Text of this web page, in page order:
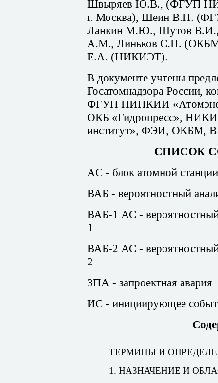
Швыряев Ю.В., (ФГУП
г. Москва), Шеин В.П.
Ланкин М.Ю., Шутов В.И.,
А.М., Линьков С.П.
Е.А. (НИКИЭТ).
В документе учтены
Госатомнадзора России,
ФГУП НИПКИИ
ОКБ «Гидропресс»,
институт», ФЭИ, ОКБМ,
СПИСОК
AC - блок атомной станции
ВАБ - вероятностный
ВАБ-1 АС - вероятностный
1
ВАБ-2 АС - вероятностный
2
ЗПА - запроектная авария
ИС - инициирующее
ТЕРМИНЫ И
1. НАЗНАЧЕНИЕ И